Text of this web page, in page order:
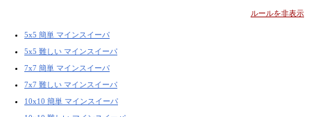
ルールを非表示
5x5 簡単 マインスイーパ
5x5 難しい マインスイーパ
7x7 簡単 マインスイーパ
7x7 難しい マインスイーパ
10x10 簡単 マインスイーパ